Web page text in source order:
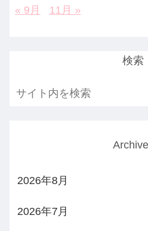
« 9月 11月 »
検索
2026年8月
2026年7月